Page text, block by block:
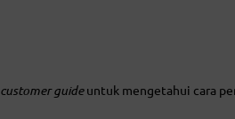
customer guideuntuk mengetahui cara